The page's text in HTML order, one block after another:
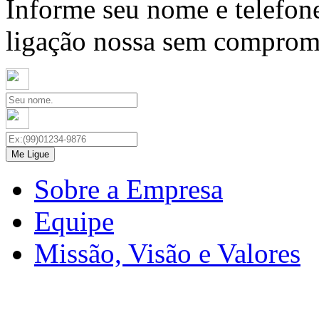
Informe seu nome e
ligação nossa sem
Sobre a Empresa
Equipe
Missão, Visão e Valores